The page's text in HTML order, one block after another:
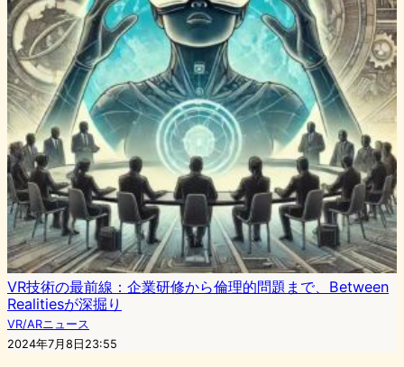
VR技術の最前線：企業研修から倫理的問題まで、Between
Realitiesが深掘り
VR/ARニュース
2024年7月8日23:55